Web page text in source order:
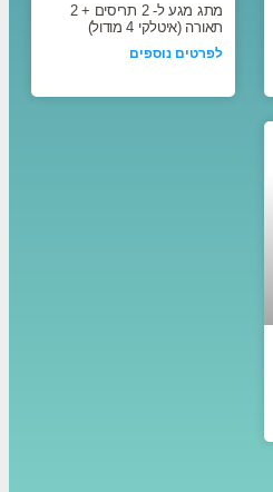
מתג מגע ל- 2 תריסים + 2
תאורה (איטלקי 4 מודול)
לפרטים נוספים